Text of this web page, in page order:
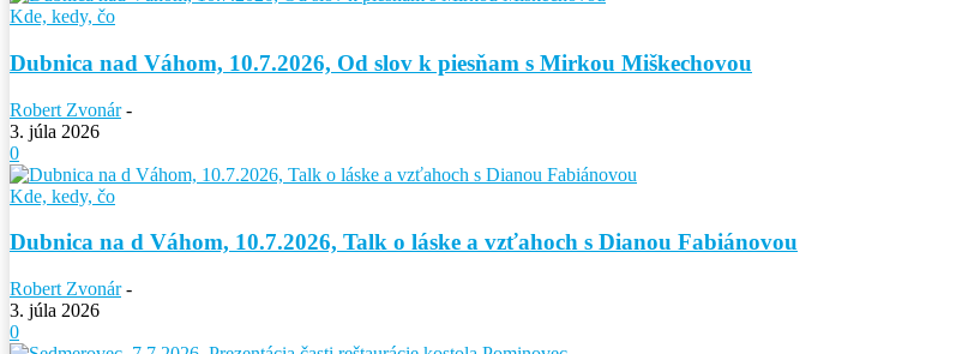
Kde, kedy, čo
Dubnica nad Váhom, 10.7.2026, Od slov k piesňam s Mirkou Miškechovou
Robert Zvonár -
3. júla 2026
0
Kde, kedy, čo
Dubnica na d Váhom, 10.7.2026, Talk o láske a vzťahoch s Dianou Fabiánovou
Robert Zvonár -
3. júla 2026
0